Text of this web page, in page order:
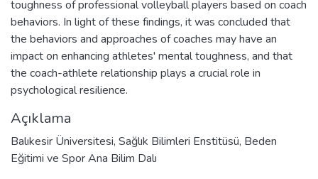
toughness of professional volleyball players based on coach
behaviors. In light of these findings, it was concluded that
the behaviors and approaches of coaches may have an
impact on enhancing athletes' mental toughness, and that
the coach-athlete relationship plays a crucial role in
psychological resilience.
Açıklama
Balıkesir Üniversitesi, Sağlık Bilimleri Enstitüsü, Beden
Eğitimi ve Spor Ana Bilim Dalı